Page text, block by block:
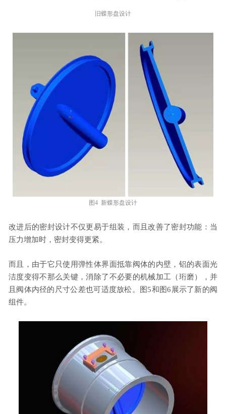
旧蝶形盘设计
图4 新蝶形盘设计
改进后的密封设计不仅更易于组装，而且改善了密封功能：当
压力增加时，密封变得更紧。
而且，由于它只使用弹性体界面抵靠阀体的内壁，铝的表面光
洁度变得不那么关键，消除了不必要的机械加工（珩磨），并
且阀体内径的尺寸公差也可适度放松。图5和图6展示了新的阀
组件。